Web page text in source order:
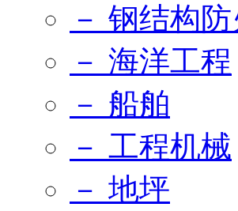
－ 钢结构防
－ 海洋工程
－ 船舶
－ 工程机械
－ 地坪